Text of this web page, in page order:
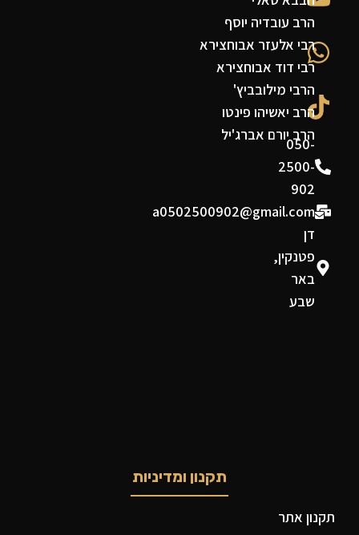
050-
2500-
902
a0502500902@gmail.com
דן
פטנקין,
באר
שבע
הרב עובדיה יוסף
רבי אלעזר אבוחצירא
רבי דוד אבוחצירא
הרבי מילובביץ'
הרב יאשיהו פינטו
הרב יורם אברג'יל
תקנון ומדיניות
תקנון אתר